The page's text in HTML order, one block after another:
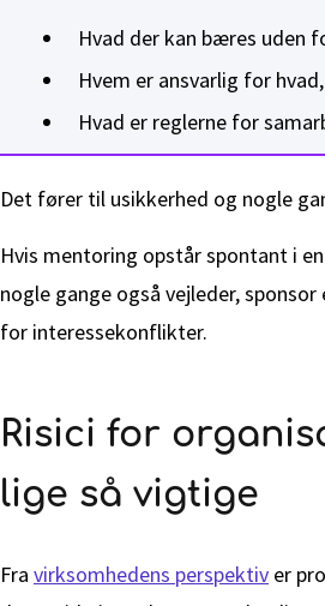
Hvad der kan bæres uden
Hvem er ansvarlig for hvad,
Hvad er reglerne for
Det fører til usikkerhed og nogle
Hvis mentoring opstår spontant i
nogle gange også vejleder,
for interessekonflikter.
Risici for
lige så vigtige
Fra virksomhedens perspektiv er